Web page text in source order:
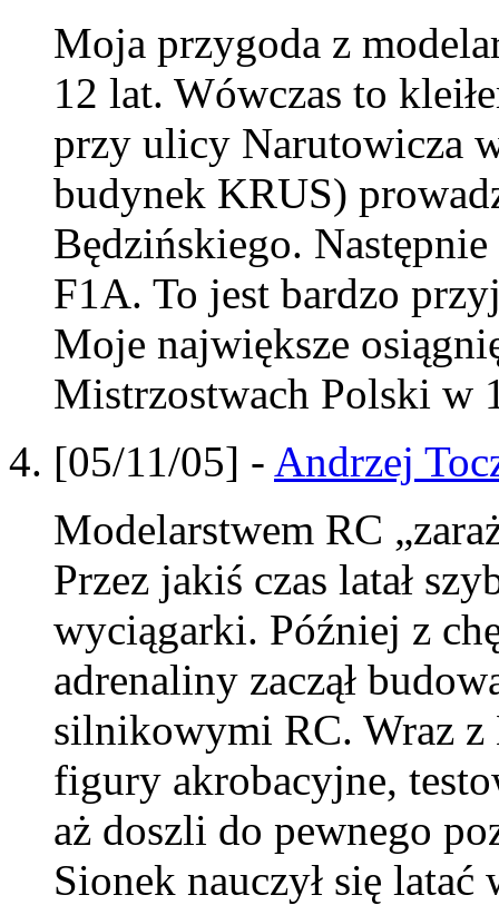
Moja przygoda z
12 lat. Wówczas to
przy ulicy Narutowicza
budynek KRUS)
Będzińskiego.
F1A. To jest bardzo
Moje największe
Mistrzostwach Polski
[05/11/05] - Andrzej
Modelarstwem RC
Przez jakiś czas latał
wyciągarki. Później z
adrenaliny zaczął
silnikowymi RC. Wraz
figury akrobacyjne,
aż doszli do pewnego
Sionek nauczył się